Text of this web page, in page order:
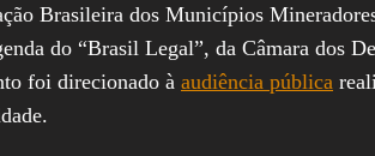
Brasileira dos Municípios
do “Brasil Legal”, da Câmara dos
foi direcionado à audiência pública